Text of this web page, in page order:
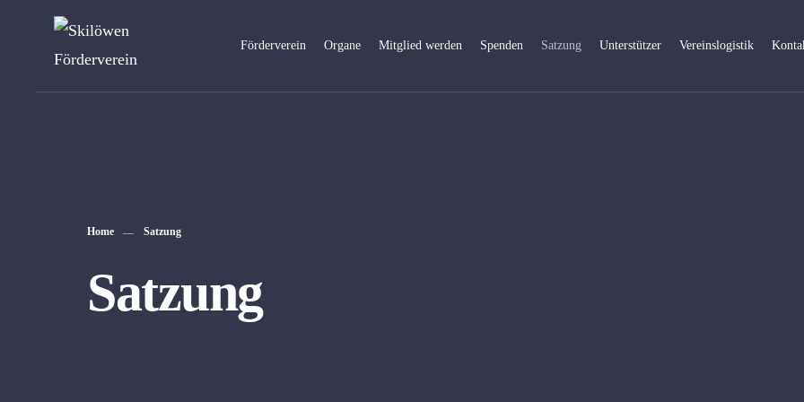
Förderverein Organe Mitglied werden Spenden Satzung Unterstützer Vereinslogistik
Home Satzung
Satzung